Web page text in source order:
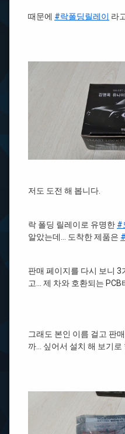
때문에 #락폴딩릴레이 라
저도 도전 해 봅니다.
락 폴딩 릴레이로 유명한 #
알았는데… 도착한 제품은
판매 페이지를 다시 보니
고… 제 차와 호환되는 PCB
그래도 본인 이름 걸고 판
까… 싶어서 설치 해 보기로